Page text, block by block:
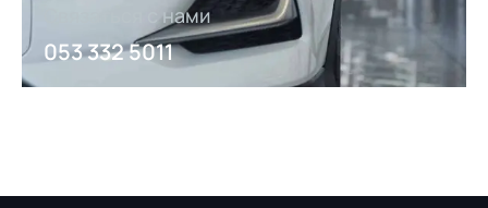
Связаться с нами
053 332 5011